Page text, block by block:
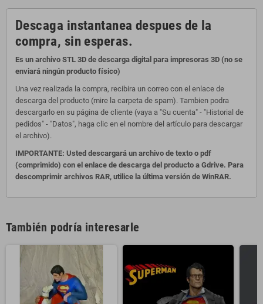
Descaga instantanea despues de la
compra, sin esperas.
Es un archivo STL 3D de descarga digital para impresoras 3D (no se
enviará ningún producto físico)
Una vez realizada la compra, recibira un correo con el enlace de
descarga del producto (mire la carpeta de spam). Tambien podra
descargarlo en su página de cliente (vaya a "Su cuenta" - "Historial de
pedidos" - "Datos", haga clic en el nombre del artículo para descargar
el archivo).
IMPORTANTE: Usted descargará un archivo de texto o pdf
(comprimido) con el enlace de descarga del producto a Gdrive. Para
descomprimir archivos RAR, utilice la última versión de WinRAR.
También podría interesarle